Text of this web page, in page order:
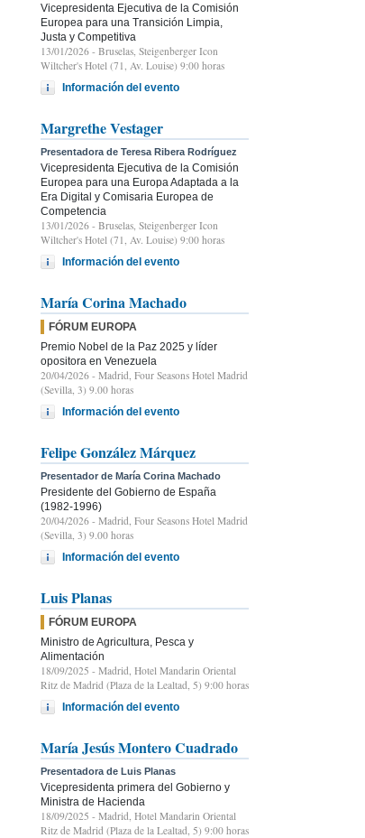
Vicepresidenta Ejecutiva de la Comisión
Europea para una Transición Limpia,
Justa y Competitiva
13/01/2026 - Bruselas, Steigenberger Icon
Wiltcher's Hotel (71, Av. Louise) 9:00 horas
Información del evento
Margrethe Vestager
Presentadora de Teresa Ribera Rodríguez
Vicepresidenta Ejecutiva de la Comisión
Europea para una Europa Adaptada a la
Era Digital y Comisaria Europea de
Competencia
13/01/2026 - Bruselas, Steigenberger Icon
Wiltcher's Hotel (71, Av. Louise) 9:00 horas
Información del evento
María Corina Machado
FÓRUM EUROPA
Premio Nobel de la Paz 2025 y líder
opositora en Venezuela
20/04/2026 - Madrid, Four Seasons Hotel Madrid
(Sevilla, 3) 9.00 horas
Información del evento
Felipe González Márquez
Presentador de María Corina Machado
Presidente del Gobierno de España
(1982-1996)
20/04/2026 - Madrid, Four Seasons Hotel Madrid
(Sevilla, 3) 9.00 horas
Información del evento
Luis Planas
FÓRUM EUROPA
Ministro de Agricultura, Pesca y
Alimentación
18/09/2025 - Madrid, Hotel Mandarin Oriental
Ritz de Madrid (Plaza de la Lealtad, 5) 9:00 horas
Información del evento
María Jesús Montero Cuadrado
Presentadora de Luis Planas
Vicepresidenta primera del Gobierno y
Ministra de Hacienda
18/09/2025 - Madrid, Hotel Mandarin Oriental
Ritz de Madrid (Plaza de la Lealtad, 5) 9:00 horas